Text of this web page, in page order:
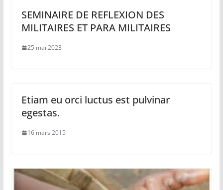
SEMINAIRE DE REFLEXION DES
MILITAIRES ET PARA MILITAIRES
25 mai 2023
Etiam eu orci luctus est pulvinar
egestas.
16 mars 2015